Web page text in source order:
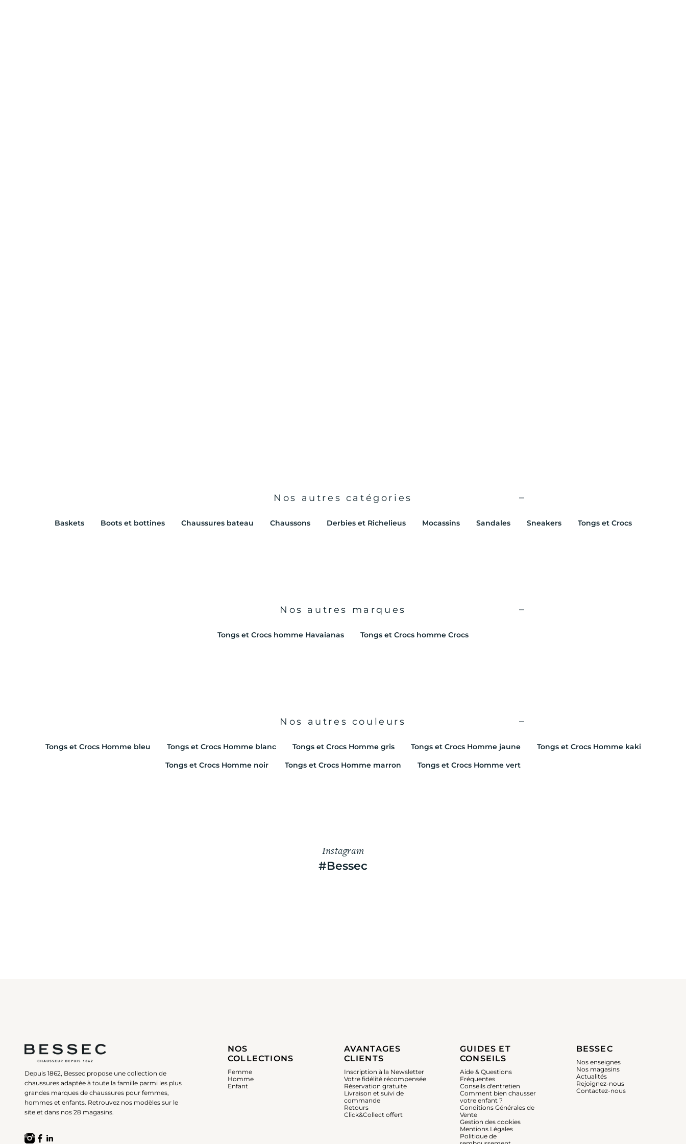
Nos autres catégories
Baskets Boots et bottines Chaussures bateau Chaussons Derbies et Richelieus Mocassins Sandales Sneakers Tongs et Crocs
Nos autres marques
Tongs et Crocs homme Havaianas Tongs et Crocs homme Crocs
Nos autres couleurs
Tongs et Crocs Homme bleu Tongs et Crocs Homme blanc Tongs et Crocs Homme gris Tongs et Crocs Homme jaune
Tongs et Crocs Homme kaki
Tongs et Crocs Homme noir
Tongs et Crocs Homme marron Tongs et Crocs Homme vert
Instagram
#Bessec
Depuis 1862, Bessec propose une collection de
chaussures adaptée à toute la famille parmi les plus
grandes marques de chaussures pour femmes,
hommes et enfants. Retrouvez nos modèles sur le
site et dans nos 28 magasins.
NOS
COLLECTIONS
Femme
Homme
Enfant
AVANTAGES
CLIENTS
Inscription à la Newsletter
Votre fidélité récompensée
Réservation gratuite
Livraison et suivi de
commande
Retours
Click&Collect offert
GUIDES ET
CONSEILS
Aide & Questions
Fréquentes
Conseils d'entretien
Comment bien chausser
votre enfant ?
Conditions Générales de
Vente
Gestion des cookies
Mentions Légales
Politique de
BESSEC
Nos enseignes
Nos magasins
Actualités
Rejoignez-nous
Contactez-nous